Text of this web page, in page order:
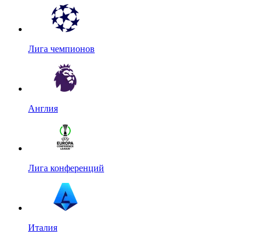
Лига чемпионов
Англия
Лига конференций
Италия